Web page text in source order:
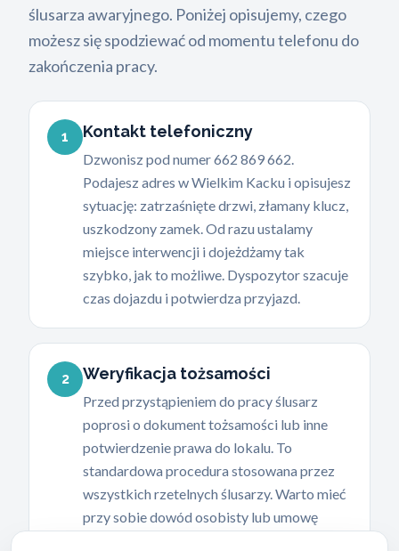
ślusarza awaryjnego. Poniżej opisujemy, czego
możesz się spodziewać od momentu telefonu do
zakończenia pracy.
1 Kontakt telefoniczny
Dzwonisz pod numer 662 869 662.
Podajesz adres w Wielkim Kacku i opisujesz
sytuację: zatrzaśnięte drzwi, złamany klucz,
uszkodzony zamek. Od razu ustalamy
miejsce interwencji i dojeżdżamy tak
szybko, jak to możliwe. Dyspozytor szacuje
czas dojazdu i potwierdza przyjazd.
2 Weryfikacja tożsamości
Przed przystąpieniem do pracy ślusarz
poprosi o dokument tożsamości lub inne
potwierdzenie prawa do lokalu. To
standardowa procedura stosowana przez
wszystkich rzetelnych ślusarzy. Warto mieć
przy sobie dowód osobisty lub umowę